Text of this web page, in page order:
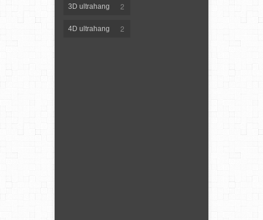
3D ultrahang 2
4D ultrahang 2